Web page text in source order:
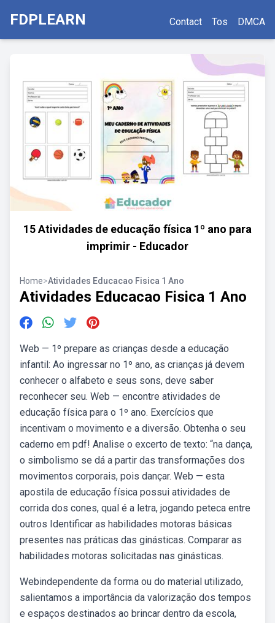
FDPLEARN Contact Tos DMCA
15 Atividades de educação física 1º ano para
imprimir - Educador
Home>Atividades Educacao Fisica 1 Ano
Atividades Educacao Fisica 1 Ano
Web — 1º prepare as crianças desde a educação
infantil: Ao ingressar no 1º ano, as crianças já devem
conhecer o alfabeto e seus sons, deve saber
reconhecer seu. Web — encontre atividades de
educação física para o 1º ano. Exercícios que
incentivam o movimento e a diversão. Obtenha o seu
caderno em pdf! Analise o excerto de texto: “na dança,
o simbolismo se dá a partir das transformações dos
movimentos corporais, pois dançar. Web — esta
apostila de educação física possui atividades de
corrida dos cones, qual é a letra, jogando peteca entre
outros Identificar as habilidades motoras básicas
presentes nas práticas das ginásticas. Comparar as
habilidades motoras solicitadas nas ginásticas.
Webindependente da forma ou do material utilizado,
salientamos a importância da valorização dos tempos
e espaços destinados ao brincar dentro da escola,